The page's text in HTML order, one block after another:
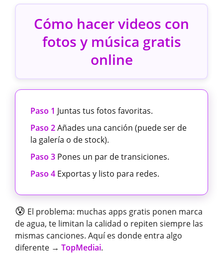
Cómo hacer videos con
fotos y música gratis
online
Paso 1 Juntas tus fotos favoritas.
Paso 2Añades una canción (puede ser de
la galería o de stock).
Paso 3 Pones un par de transiciones.
Paso 4 Exportas y listo para redes.
😰 El problema: muchas apps gratis ponen marca
de agua, te limitan la calidad o repiten siempre las
mismas canciones. Aquí es donde entra algo
diferente → TopMediai.